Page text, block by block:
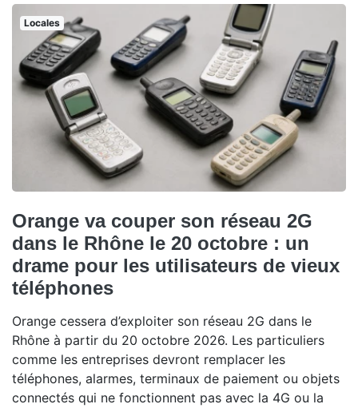
Locales
Orange va couper son réseau 2G
dans le Rhône le 20 octobre : un
drame pour les utilisateurs de vieux
téléphones
Orange cessera d’exploiter son réseau 2G dans le
Rhône à partir du 20 octobre 2026. Les particuliers
comme les entreprises devront remplacer les
téléphones, alarmes, terminaux de paiement ou objets
connectés qui ne fonctionnent pas avec la 4G ou la